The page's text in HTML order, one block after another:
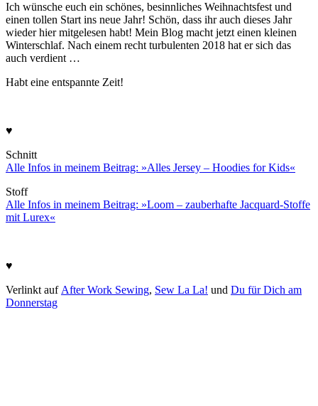
Ich wünsche euch ein schönes, besinnliches Weihnachtsfest und
einen tollen Start ins neue Jahr! Schön, dass ihr auch dieses Jahr
wieder hier mitgelesen habt! Mein Blog macht jetzt einen kleinen
Winterschlaf. Nach einem recht turbulenten 2018 hat er sich das
auch verdient …
Habt eine entspannte Zeit!
♥
Schnitt
Alle Infos in meinem Beitrag: »Alles Jersey – Hoodies for Kids«
Stoff
Alle Infos in meinem Beitrag: »Loom – zauberhafte Jacquard-Stoffe
mit Lurex«
♥
Verlinkt auf After Work Sewing, Sew La La! und Du für Dich am
Donnerstag